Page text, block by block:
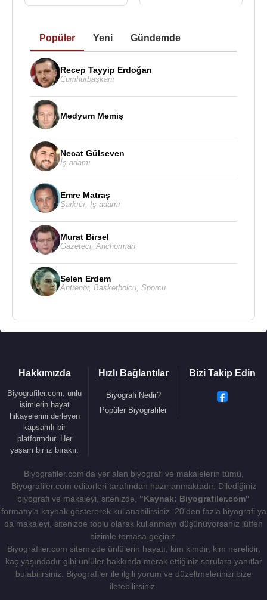
Popüler Yeni Gündemde
Recep Tayyip Erdoğan
Cumhurbaşkanı
Medyum Memiş
Necat Gülseven
İş adamı
Emre Matraş
Şarkıcı İş adamı
Murat Birsel
Gazeteci Anchorman
Selen Erdem
Antrenör, Basketbolcu Sporcu
Hakkımızda
Biyografiler.com, ünlü
isimlerin hayat
hikayelerini derleyen
kapsamlı bir
platformdur. Her
yaşam bir iz bırakır.
Hızlı Bağlantılar
Biyografi Nedir?
Popüler Biyografiler
Bizi Takip Edin
Biyografiler.com'da yer alan biyografi ve makalelerin tümü,
Biyografiler.com editörleri tarafından hazırlanmaktadır. Dilediğiniz
biyografi ve makaleyi, sitenizde, "Kaynak: Biyografiler.com"
formatıyla kaynak göstererek kullanabilirsiniz. 20'den fazla biyografi ya
da makaleyi, sitenizde toplu olarak kullanmayı düşünüyorsanız lütfen
bizimle temasa geçiniz.
Biyografiler.com sitemizde ünlülerin hayatı, kim kimdir, kim nerelidir,
kaç yaşındadır gibi ünlüler hakkında merak ettiğiniz sorulara yanıtlar
bulabilirsiniz. Biyografiler ile ilgili yorum ve düzeltmelerinizi bize
iletebilirsiniz.